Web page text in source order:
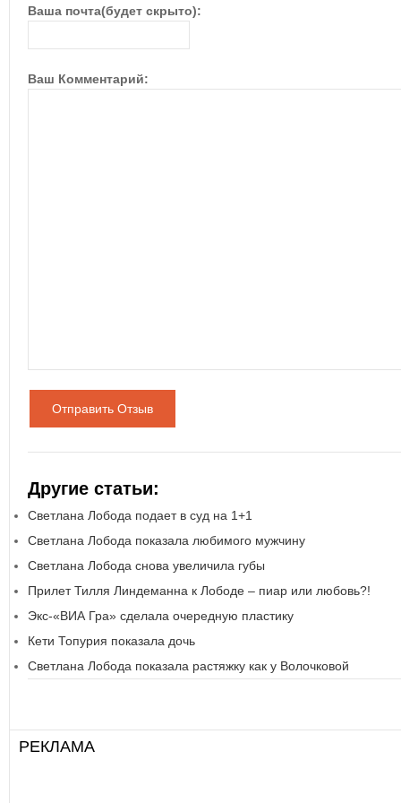
Ваша почта(будет скрыто):
Ваш Комментарий:
Отправить Отзыв
Другие статьи:
Светлана Лобода подает в суд на 1+1
Светлана Лобода показала любимого мужчину
Светлана Лобода снова увеличила губы
Прилет Тилля Линдеманна к Лободе – пиар или любовь?!
Экс-«ВИА Гра» сделала очередную пластику
Кети Топурия показала дочь
Светлана Лобода показала растяжку как у Волочковой
РЕКЛАМА